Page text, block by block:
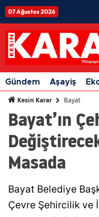
07 Ağustos 2026
Gündem Aşayiş
Kesin Karar Bayat
Bayat’ın
Masada
Bayat Belediye
Çevre Şehircilik ve